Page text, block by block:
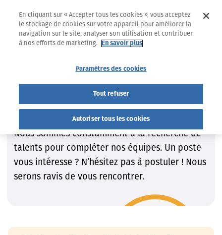
Trouvez le job qui VOUS convient !
Trouvez le job qui VOUS
convient !
Nous sommes constamment à la recherche de
talents pour compléter nos équipes. Un poste
vous intéresse ? N’hésitez pas à postuler ! Nous
serons ravis de vous rencontrer.
En cliquant sur « Accepter tous les cookies », vous acceptez
le stockage de cookies sur votre appareil pour améliorer la
navigation sur le site, analyser son utilisation et contribuer
à nos efforts de marketing.
En savoir plus
Paramètres des cookies
Tout refuser
Autoriser tous les cookies